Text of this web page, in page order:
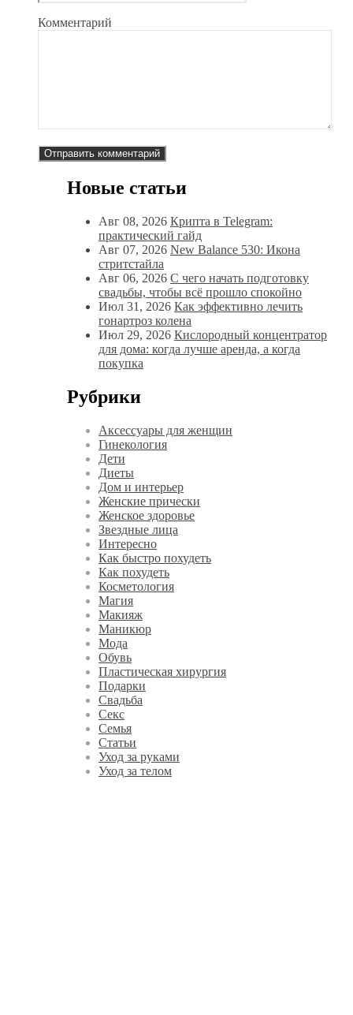
Комментарий
Новые статьи
Авг 08, 2026 Крипта в Telegram:
практический гайд
Авг 07, 2026 New Balance 530: Икона
стритстайла
Авг 06, 2026 С чего начать подготовку
свадьбы, чтобы всё прошло спокойно
Июл 31, 2026 Как эффективно лечить
гонартроз колена
Июл 29, 2026 Кислородный концентратор
для дома: когда лучше аренда, а когда
покупка
Рубрики
Аксессуары для женщин
Гинекология
Дети
Диеты
Дом и интерьер
Женские прически
Женское здоровье
Звездные лица
Интересно
Как быстро похудеть
Как похудеть
Косметология
Магия
Макияж
Маникюр
Мода
Обувь
Пластическая хирургия
Подарки
Свадьба
Секс
Семья
Статьи
Уход за руками
Уход за телом